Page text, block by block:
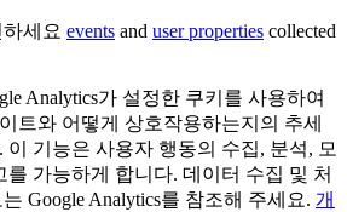
세요 events and user properties collected
Analytics가 설정한 쿠키를 사용하여
트와 어떻게 상호작용하는지의 추세
이 기능은 사용자 행동의 수집, 분석, 모
를 가능하게 합니다. 데이터 수집 및 처
Google Analytics를 참조해 주세요. 개